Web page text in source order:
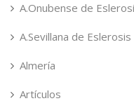
A.Onubense de
A.Sevillana de
Almería
Artículos